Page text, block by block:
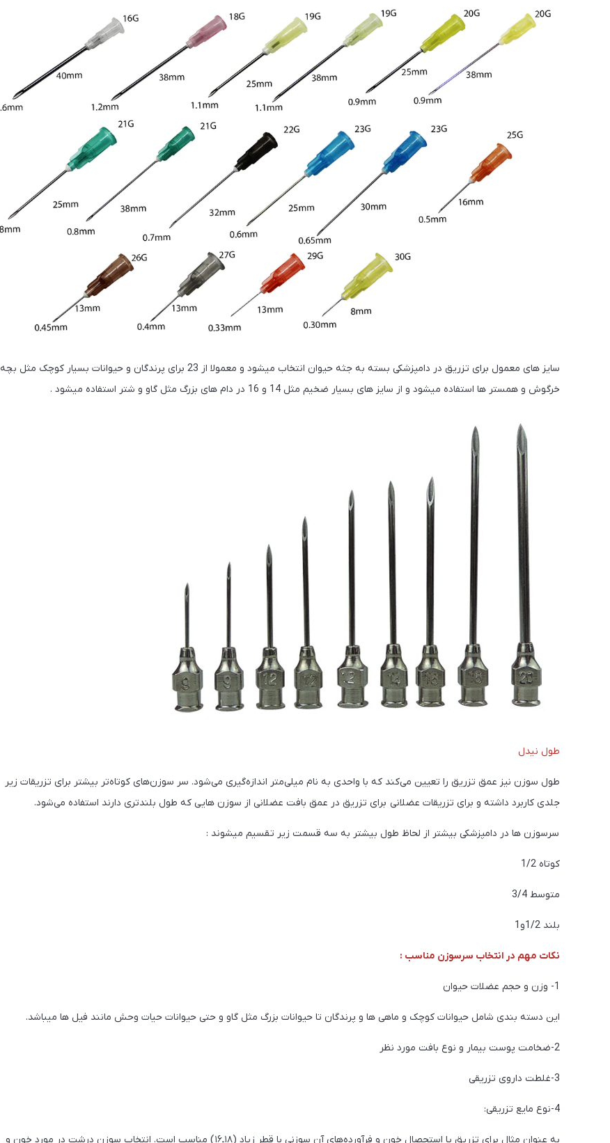
سایز های معمول برای تزریق در دامپزشکی بسته به جثه حیوان انتخاب میشود و معمولا از 23 برای پرندگان و حیوانات بسیار کوچک مثل بچه
خرگوش و همستر ها استفاده میشود و از سایز های بسیار ضخیم مثل 14 و 16 در دام های بزرگ مثل گاو و شتر استفاده میشود .
طول نیدل
طول سوزن نیز عمق تزریق را تعیین می‌کند که با واحدی به نام میلی‌متر اندازه‌گیری می‌شود. سر سوزن‌های کوتاه‌تر بیشتر برای تزریقات‌ زیر
جلدی کاربرد داشته و برای تزریقات عضلانی برای تزریق در عمق بافت عضلانی از سوزن هایی که طول بلندتری دارند استفاده می‌شود.
سرسوزن ها در دامپزشکی بیشتر از لحاظ طول بیشتر به سه قسمت زیر تقسیم میشوند :
کوتاه 1/2
متوسط 3/4
بلند 1/2و1
نکات مهم در انتخاب سرسوزن مناسب :
1- وزن و حجم عضلات حیوان
این دسته بندی شامل حیوانات کوچک و ماهی ها و پرندگان تا حیوانات بزرگ مثل گاو و حتی حیوانات حیات وحش مانند فیل ها میباشد.
2-ضخامت پوست بیمار و نوع بافت مورد نظر
3-غلطت داروی تزریقی
4-نوع مایع تزریقی:
به عنوان مثال برای تزریق یا استحصال خون و فرآورده‌های آن سوزنی با قطر زیاد (۱۸ـ۱۶) مناسب است. انتخاب سوزن درشت در مورد خون و